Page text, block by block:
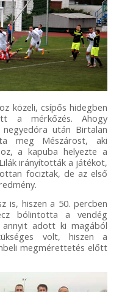
közeli, csípős hidegben
a mérkőzés. Ahogy
után Birtalan
meg Mészárost, aki
a kapuba helyezte a
irányították a játékot,
fociztak, de az első
is, hiszen a 50. percben
bólintotta a vendég
adott ki magából
volt, hiszen a
megmérettetés előtt